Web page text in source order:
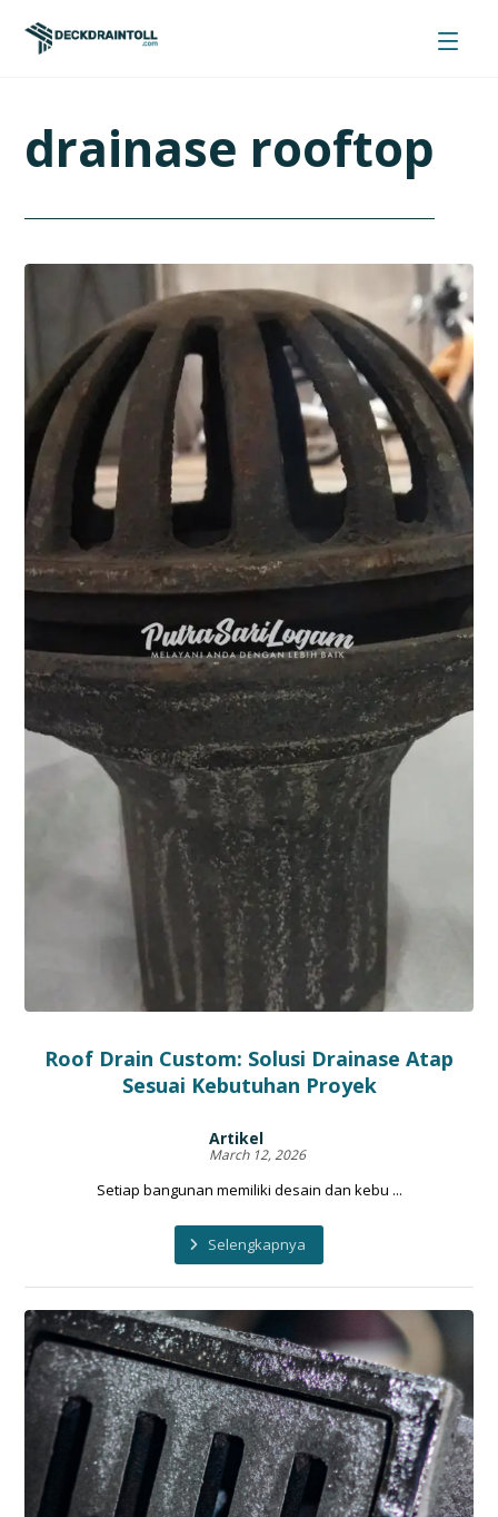
drainase rooftop
Roof Drain Custom: Solusi Drainase Atap
Sesuai Kebutuhan Proyek
Artikel
March 12, 2026
Setiap bangunan memiliki desain dan kebu ...
Selengkapnya